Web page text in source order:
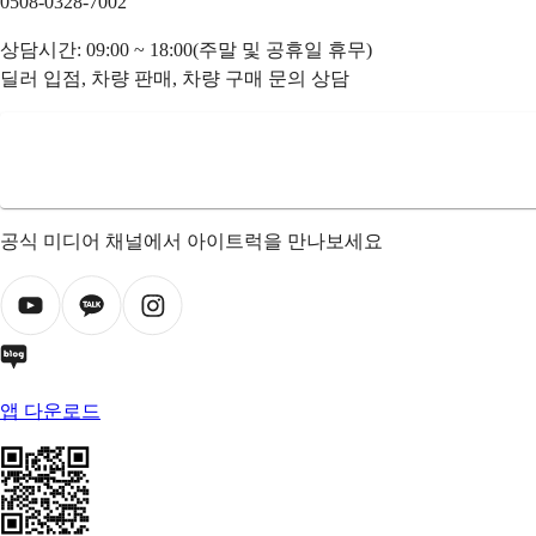
상담시간: 09:00 ~ 18:00(주말 및 공휴일 휴무)
딜러 입점, 차량 판매, 차량 구매 문의 상담
공식 미디어 채널에서 아이트럭을 만나보세요
앱 다운로드